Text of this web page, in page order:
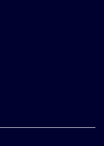
de ce site vous
mais on aimerait bien vous